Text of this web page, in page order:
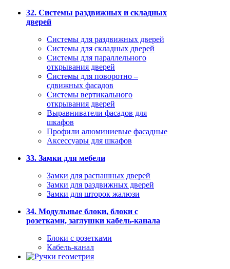
32. Системы раздвижных и складных
дверей
Системы для раздвижных дверей
Системы для складных дверей
Системы для параллельного
открывания дверей
Системы для поворотно –
сдвижных фасадов
Системы вертикального
открывания дверей
Выравниватели фасадов для
шкафов
Профили алюминиевые фасадные
Аксессуары для шкафов
33. Замки для мебели
Замки для распашных дверей
Замки для раздвижных дверей
Замки для шторок жалюзи
34. Модульные блоки, блоки с
розетками, заглушки кабель-канала
Блоки с розетками
Кабель-канал